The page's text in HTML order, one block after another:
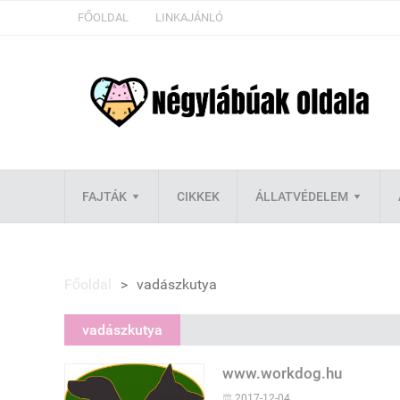
FŐOLDAL LINKAJÁNLÓ
FAJTÁK CIKKEK ÁLLATVÉDELEM
Főoldal > vadászkutya
vadászkutya
www.workdog.hu